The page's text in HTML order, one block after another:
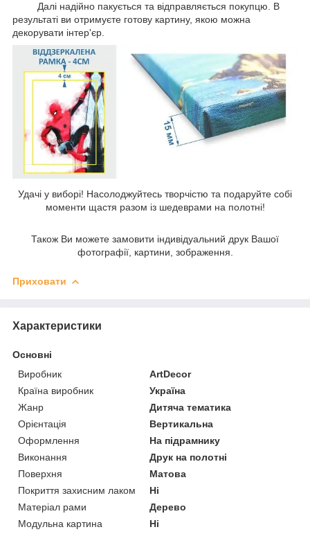
Далі надійно пакується та відправляється покупцю. В
результаті ви отримуєте готову картину, якою можна
декорувати інтер'єр.
Удачі у виборі! Насолоджуйтесь творчістю та подаруйте собі
моменти щастя разом із шедеврами на полотні!
Також Ви можете замовити індивідуальний друк Вашої
фотографії, картини, зображення.
Приховати
Характеристики
Основні
Виробник
ArtDecor
Країна виробник
Україна
Жанр
Дитяча тематика
Орієнтація
Вертикальна
Оформлення
На підрамнику
Виконання
Друк на полотні
Поверхня
Матова
Покриття захисним лаком
Ні
Матеріал рами
Дерево
Модульна картина
Ні